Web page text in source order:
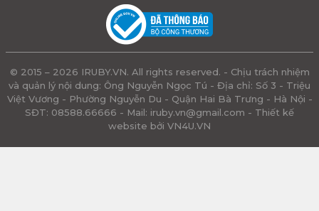
© 2015 – 2026 IRUBY.VN. All rights reserved. - Chịu trách nhiệm
và quản lý nội dung: Ông Nguyễn Ngọc Tú - Địa chỉ: Số 3 - Triệu
Việt Vương - Phường Nguyễn Du - Quận Hai Bà Trưng - Hà Nội -
SĐT: 08588.66666 - Mail: iruby.vn@gmail.com - Thiết kế
website bởi VN4U.VN